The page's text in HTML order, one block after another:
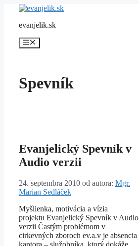
Preskočiť
obsahevanjelik.sk
Menu
Spevník
Evanjelický Spevník v
Audio verzii
24. septembra 2010 od autora: Mgr.
Marian Sedláček
Myšlienka, motivácia a vízia
projektu Evanjelický Spevník v Audio
verzii Častým problémom v
cirkevných zboroch ev.a.v je absencia
kantora – služobníka, ktorý dokáže